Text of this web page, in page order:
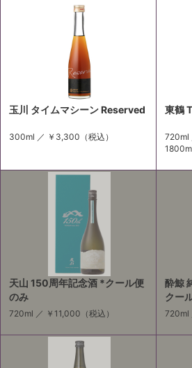
玉川 タイムマシーン Reserved
300ml ／ ￥3,300 （税込）
東鶴
720ml
天山 150周年記念酒 *クール便
のみ
720ml ／ ￥11,000 （税込）
酔鯨
クー
720ml